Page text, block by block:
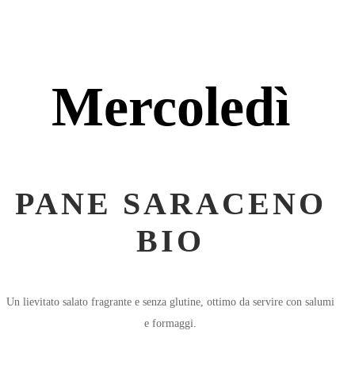
Mercoledì
PANE SARACENO
BIO
Un lievitato salato fragrante e senza glutine, ottimo da servire con salumi
e formaggi.